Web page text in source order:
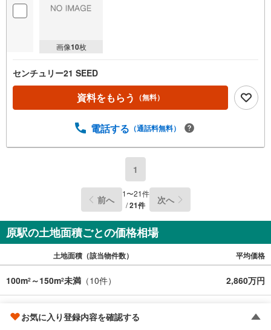
画像10枚
センチュリー21 SEED
資料をもらう （無料）
電話する （通話料無料）
1
前へ 1〜21件
/21件 次へ
原駅の土地面積ごとの価格相場
土地面積（該当物件数） 平均価格
100m2 ～150m2未満 （10件） 2,860万円
150m 5
お気に入り登録内容を確認する